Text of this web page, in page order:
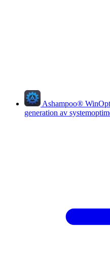
Ashampoo®
generation av